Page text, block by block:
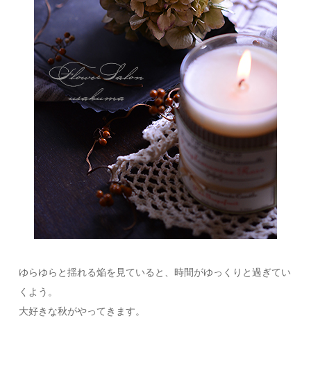
ゆらゆらと揺れる焔を見ていると、時間がゆっくりと過ぎてい
くよう。
大好きな秋がやってきます。